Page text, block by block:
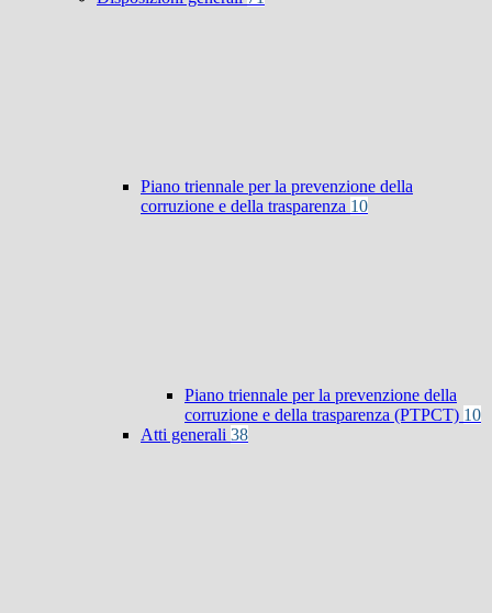
Piano triennale per la prevenzione della
corruzione e della trasparenza 10
Piano triennale per la prevenzione della
corruzione e della trasparenza (PTPCT) 10
Atti generali 38